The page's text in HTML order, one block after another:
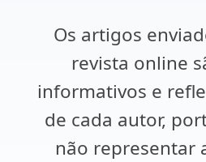
Os artigos
revista online
informativos e
de cada autor,
não representar